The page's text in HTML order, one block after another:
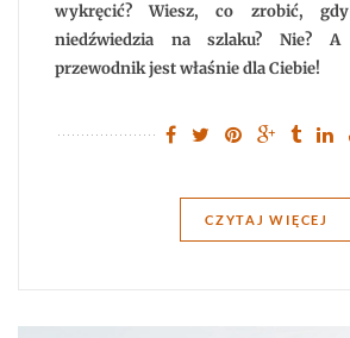
wykręcić? Wiesz, co zrobić,
niedźwiedzia na szlaku? Nie?
przewodnik jest właśnie dla Ciebie!
CZYTAJ WIĘCEJ